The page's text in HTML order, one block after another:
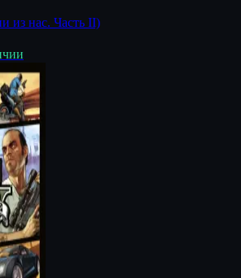
из нас. Часть II)